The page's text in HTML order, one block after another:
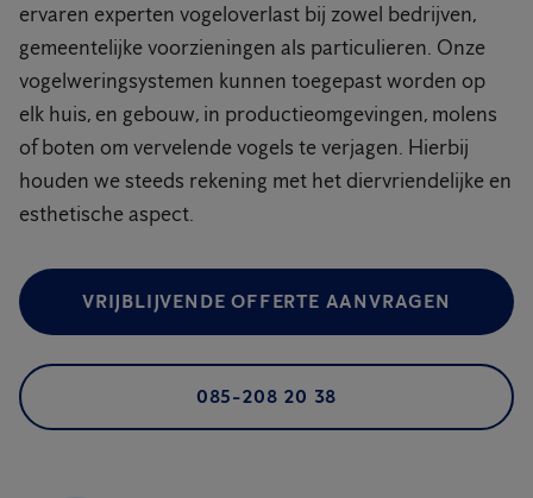
ervaren experten vogeloverlast bij zowel bedrijven,
gemeentelijke voorzieningen als particulieren. Onze
vogelweringsystemen kunnen toegepast worden op
elk huis, en gebouw, in productieomgevingen, molens
of boten om vervelende vogels te verjagen. Hierbij
houden we steeds rekening met het diervriendelijke en
esthetische aspect.
VRIJBLIJVENDE OFFERTE AANVRAGEN
085-208 20 38